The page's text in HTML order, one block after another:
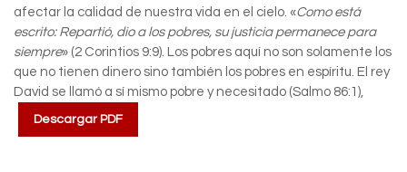
afectar la calidad de nuestra vida en el cielo. «Como está
escrito: Repartió, dio a los pobres, su justicia permanece para
siempre» (2 Corintios 9:9). Los pobres aquí no son solamente los
que no tienen dinero sino también los pobres en espíritu. El rey
David se llamó a sí mismo pobre y necesitado (Salmo 86:1),
Descargar PDF